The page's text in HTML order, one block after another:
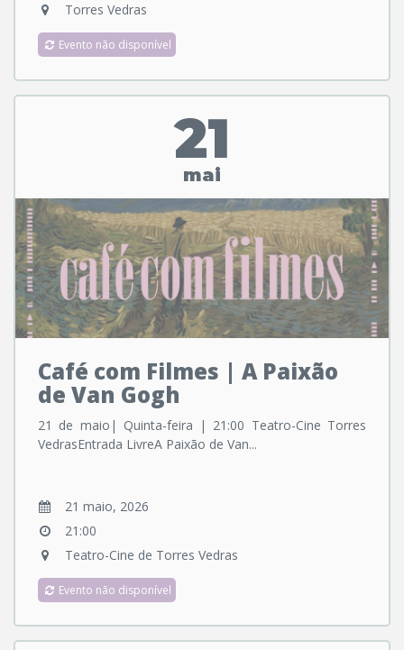
Torres Vedras
Evento não disponível
21
mai
Café com Filmes | A Paixão
de Van Gogh
21 de maio| Quinta-feira | 21:00 Teatro-Cine Torres
VedrasEntrada LivreA Paixão de Van...
21 maio, 2026
21:00
Teatro-Cine de Torres Vedras
Evento não disponível